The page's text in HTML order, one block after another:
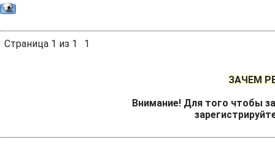
Страница 1 из 1 1
ЗАЧЕМ
Внимание! Для того чтобы